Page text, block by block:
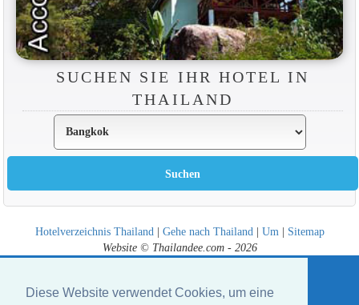
Diese Website verwendet Cookies, um eine
SUCHEN SIE IHR HOTEL IN
THAILAND
Hotelverzeichnis Thailand | Gehe nach Thailand | Um | Sitemap
Website © Thailandee.com - 2026